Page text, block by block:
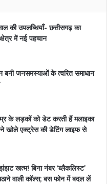
की उपलब्धियाँ- छत्तीसगढ़ का
में नई पहचान
बनी जनसमस्याओं के त्वरित समाधान
के लड़कों को डेट करती हैं मलाइका
खोले एक्ट्रेस की डेटिंग लाइफ से
खत्म! बिना नंबर ‘ब्लैकलिस्ट’
वाली कॉल्स; बस फोन में बदल लें